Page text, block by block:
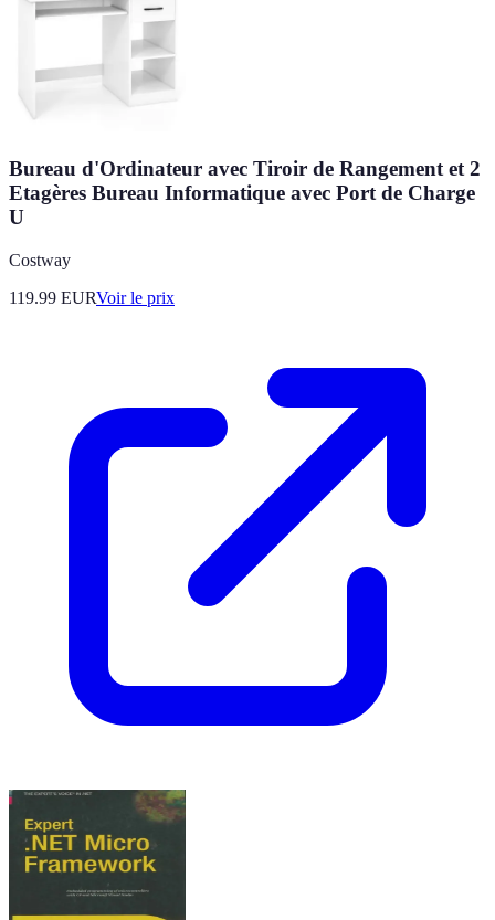
Bureau d'Ordinateur avec Tiroir de Rangement et 2
Etagères Bureau Informatique avec Port de Charge
U
Costway
119.99 EURVoir le prix